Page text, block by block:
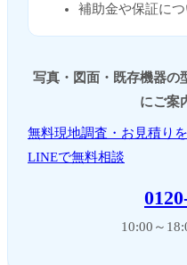
補助金や保証に
写真・図面・既存機器の
にご案
無料現地調査・お見積り
LINEで無料相談
10:00～